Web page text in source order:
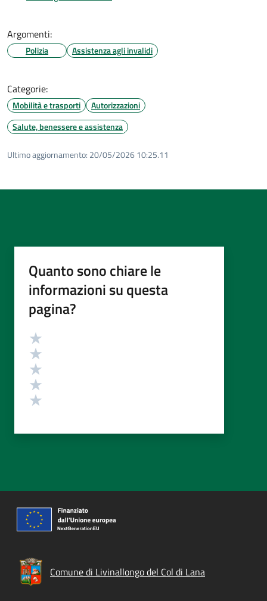
Argomenti:
Polizia Assistenza agli invalidi
Categorie:
Mobilità e trasporti
Autorizzazioni
Salute, benessere e assistenza
Ultimo aggiornamento: 20/05/2026 10:25.11
Quanto sono chiare le
informazioni su questa
pagina?
Valutazione
Comune di Livinallongo del Col di Lana